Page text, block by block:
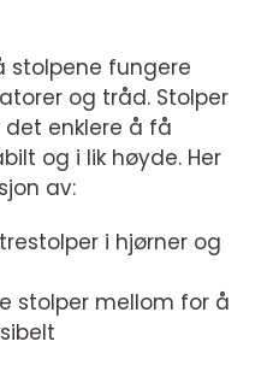
stolpene fungere
og tråd. Stolper
enklere å få
og i lik høyde. Her
av:
i hjørner og
stolper mellom for å